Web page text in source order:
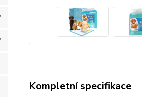
Kompletní specifikace